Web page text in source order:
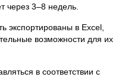
через 3–8 недель.
экспортированы в Excel,
возможности для их
в соответствии с